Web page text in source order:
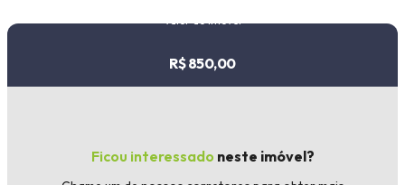
R$ 850,00
Ficou interessado neste imóvel?